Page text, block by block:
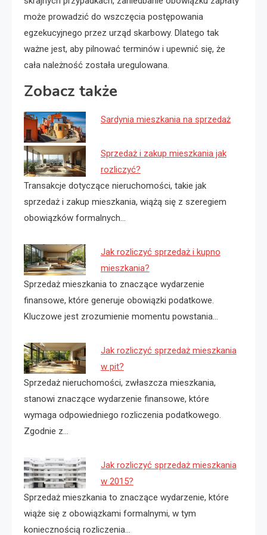
może prowadzić do wszczęcia postępowania
egzekucyjnego przez urząd skarbowy. Dlatego tak
ważne jest, aby pilnować terminów i upewnić się, że
cała należność została uregulowana.
Zobacz także
Sardynia mieszkania na sprzedaż
Sprzedaż i zakup mieszkania jak
rozliczyć?
Transakcje dotyczące nieruchomości, takie jak
sprzedaż i zakup mieszkania, wiążą się z szeregiem
obowiązków formalnych…
Jak rozliczyć sprzedaż i kupno
mieszkania?
Sprzedaż mieszkania to znaczące wydarzenie
finansowe, które generuje obowiązki podatkowe.
Kluczowe jest zrozumienie momentu powstania…
Jak rozliczyć sprzedaż mieszkania
w pit?
Sprzedaż nieruchomości, zwłaszcza mieszkania,
stanowi znaczące wydarzenie finansowe, które
wymaga odpowiedniego rozliczenia podatkowego.
Zgodnie z…
Jak rozliczyć sprzedaż mieszkania
w 2015?
Sprzedaż mieszkania to znaczące wydarzenie, które
wiąże się z obowiązkami formalnymi, w tym
koniecznością rozliczenia…